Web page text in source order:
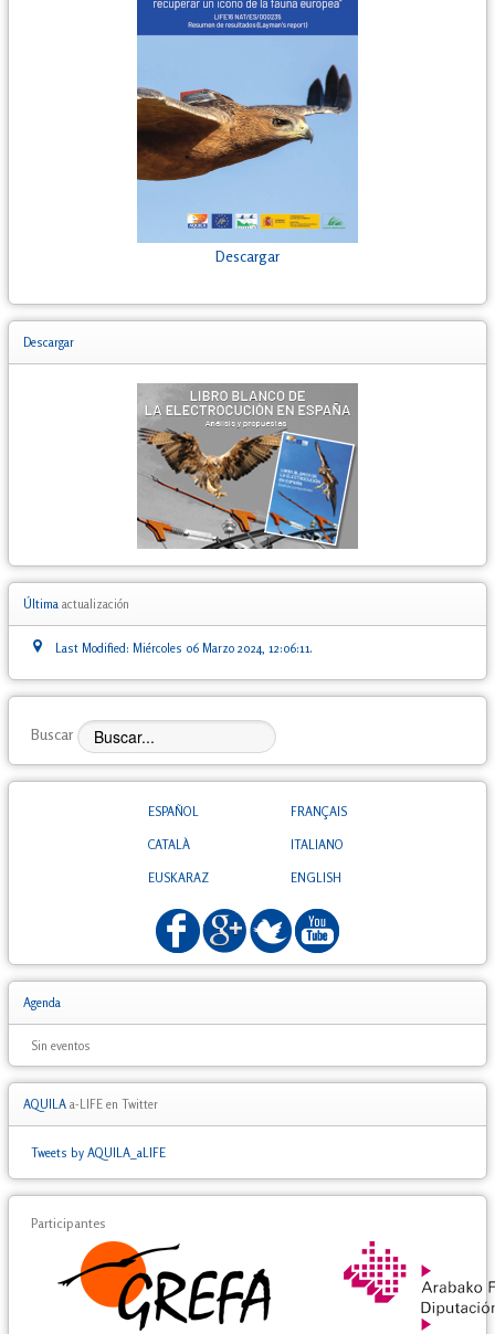
Descargar
Descargar
Última actualización
Last Modified: Miércoles 06 Marzo 2024, 12:06:11.
Buscar
ESPAÑOL
CATALÀ
EUSKARAZ
FRANÇAIS
ITALIANO
ENGLISH
Agenda
Sin eventos
AQUILA a-LIFE en Twitter
Tweets by AQUILA_aLIFE
Participantes